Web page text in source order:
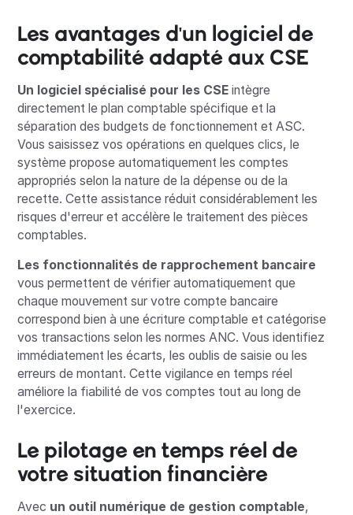
Les avantages d'un logiciel de
comptabilité adapté aux CSE
Un logiciel spécialisé pour les CSE intègre
directement le plan comptable spécifique et la
séparation des budgets de fonctionnement et ASC.
Vous saisissez vos opérations en quelques clics, le
système propose automatiquement les comptes
appropriés selon la nature de la dépense ou de la
recette. Cette assistance réduit considérablement les
risques d'erreur et accélère le traitement des pièces
comptables.
Les fonctionnalités de rapprochement bancaire
vous permettent de vérifier automatiquement que
chaque mouvement sur votre compte bancaire
correspond bien à une écriture comptable et catégorise
vos transactions selon les normes ANC. Vous identifiez
immédiatement les écarts, les oublis de saisie ou les
erreurs de montant. Cette vigilance en temps réel
améliore la fiabilité de vos comptes tout au long de
l'exercice.
Le pilotage en temps réel de
votre situation financière
Avec un outil numérique de gestion comptable,